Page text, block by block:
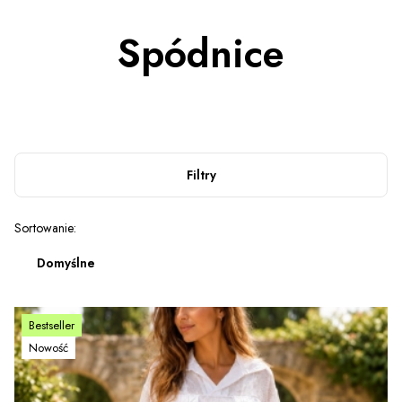
Spódnice
Filtry
Lista produktów
Sortowanie:
Domyślne
Bestseller
Nowość